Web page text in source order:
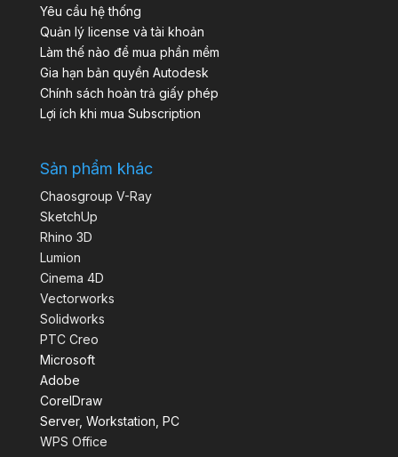
Yêu cầu hệ thống
Quản lý license và tài khoản
Làm thế nào để mua phần mềm
Gia hạn bản quyền Autodesk
Chính sách hoàn trả giấy phép
Lợi ích khi mua Subscription
Sản phẩm khác
Chaosgroup V-Ray
SketchUp
Rhino 3D
Lumion
Cinema 4D
Vectorworks
Solidworks
PTC Creo
Microsoft
Adobe
CorelDraw
Server, Workstation, PC
WPS Office